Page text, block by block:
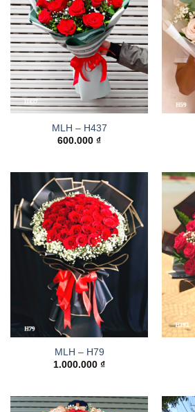
MLH – H437
600.000 ₫
MLH – H79
1.000.000 ₫